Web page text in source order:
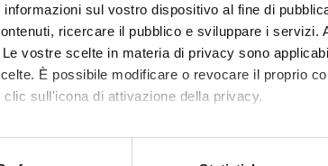
sul vostro dispositivo al fine di
ricercare il pubblico e sviluppare i servizi.
vostre scelte in materia di privacy sono
È possibile modificare o revocare il proprio
sull'icona di attivazione della privacy.
for bioinformatics
TITLE